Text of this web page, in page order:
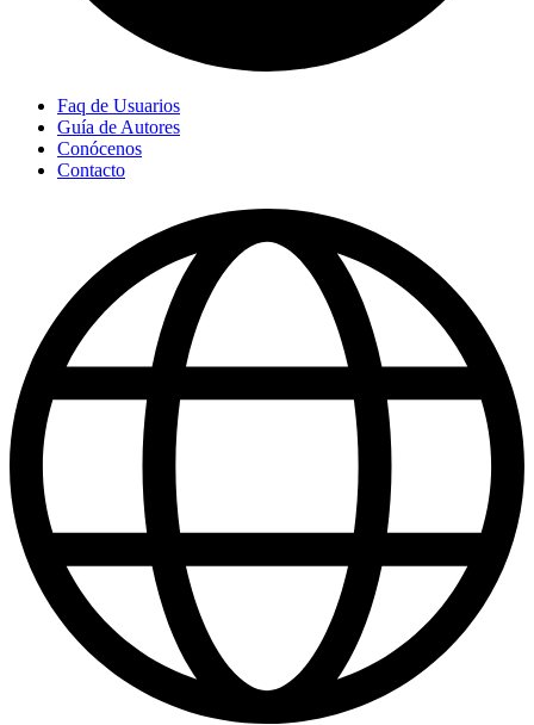
Faq de Usuarios
Guía de Autores
Conócenos
Contacto